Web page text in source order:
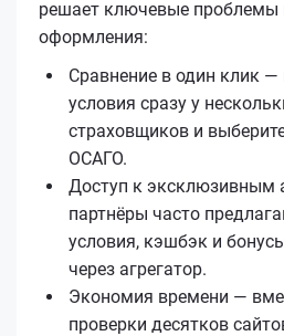
решает ключевые проблемы
оформления:
Сравнение в один клик
условия сразу у
страховщиков и
ОСАГО.
Доступ к
партнёры часто
условия, кэшбэк и
через агрегатор.
Экономия времени —
проверки десятков